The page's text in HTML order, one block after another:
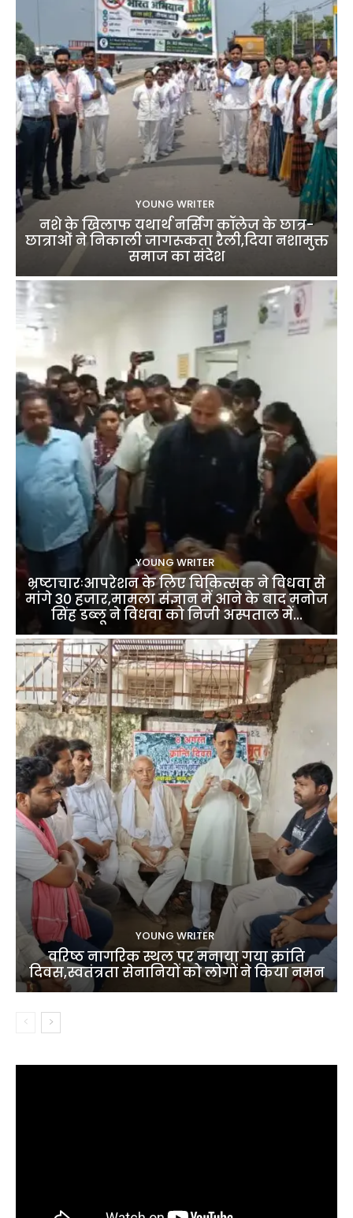
YOUNG WRITER
नशे के खिलाफ यथार्थ नर्सिंग कॉलेज के छात्र-
छात्राओं ने निकाली जागरूकता रैली,दिया नशामुक्त
समाज का संदेश
YOUNG WRITER
भ्रष्टाचारःआपरेशन के लिए चिकित्सक ने विधवा से
मांगे 30 हजार,मामला संज्ञान में आने के बाद मनोज
सिंह डब्लू ने विधवा को निजी अस्पताल में...
YOUNG WRITER
वरिष्ठ नागरिक स्थल पर मनाया गया क्रांति
दिवस,स्वतंत्रता सेनानियों को लोगों ने किया नमन